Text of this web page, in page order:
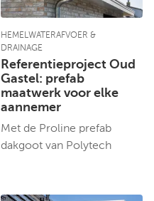
HEMELWATERAFVOER &
DRAINAGE
Referentieproject Oud
Gastel: prefab
maatwerk voor elke
aannemer
Met de Proline prefab
dakgoot van Polytech